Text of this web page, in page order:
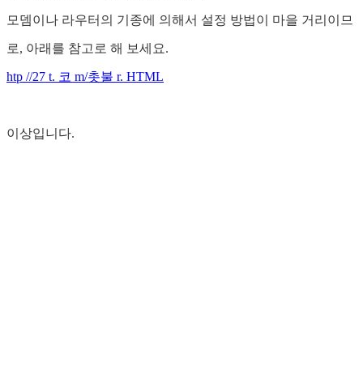
모뎀이나 라우터의 기종에 의해서 설정 방법이 마을 거리이므
로, 아래를 참고로 해 보세요.
htp //27 t. 코 m/촛불 r. HTML
이상입니다.